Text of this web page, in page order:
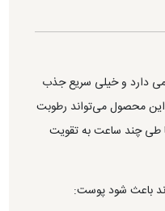
دارد و خیلی سریع جذب
محصول می‌تواند رطوبت
طی چند ساعت به تقویت
باعث شود پوست: